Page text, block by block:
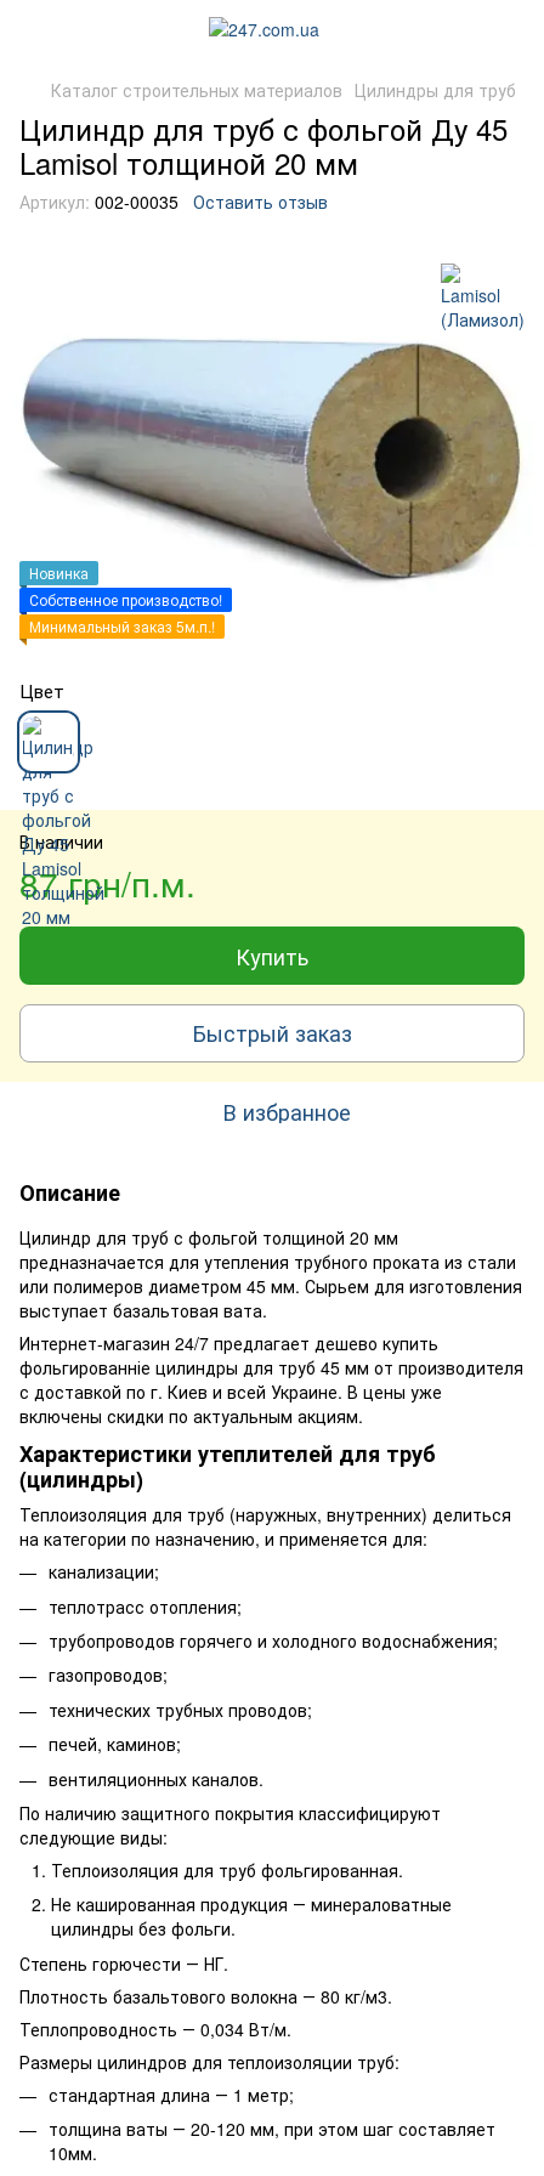
Каталог строительных материалов Цилиндры для труб
Цилиндр для труб с фольгой Ду 45
Lamisol толщиной 20 мм
Артикул: 002-00035 Оставить отзыв
Новинка
Собственное производство!
Минимальный заказ 5м.п.!
Цвет
В наличии
87 грн/п.м.
Купить
Быстрый заказ
В избранное
Описание
Цилиндр для труб с фольгой толщиной 20 мм
предназначается для утепления трубного проката из стали
или полимеров диаметром 45 мм. Сырьем для изготовления
выступает базальтовая вата.
Интернет-магазин 24/7 предлагает дешево купить
фольгированніе цилиндры для труб 45 мм от производителя
с доставкой по г. Киев и всей Украине. В цены уже
включены скидки по актуальным акциям.
Характеристики утеплителей для труб
(цилиндры)
Теплоизоляция для труб (наружных, внутренних) делиться
на категории по назначению, и применяется для:
канализации;
теплотрасс отопления;
трубопроводов горячего и холодного водоснабжения;
газопроводов;
технических трубных проводов;
печей, каминов;
вентиляционных каналов.
По наличию защитного покрытия классифицируют
следующие виды:
Теплоизоляция для труб фольгированная.
Не кашированная продукция ― минераловатные
цилиндры без фольги.
Степень горючести ― НГ.
Плотность базальтового волокна ― 80 кг/м3.
Теплопроводность ― 0,034 Вт/м.
Размеры цилиндров для теплоизоляции труб:
стандартная длина ― 1 метр;
толщина ваты ― 20-120 мм, при этом шаг составляет
10мм.